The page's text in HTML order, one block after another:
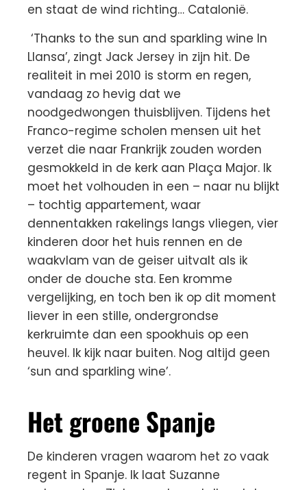
en staat de wind richting… Catalonië.
‘Thanks to the sun and sparkling wine In
Llansa’, zingt Jack Jersey in zijn hit. De
realiteit in mei 2010 is storm en regen,
vandaag zo hevig dat we
noodgedwongen thuisblijven. Tijdens het
Franco-regime scholen mensen uit het
verzet die naar Frankrijk zouden worden
gesmokkeld in de kerk aan Plaça Major. Ik
moet het volhouden in een – naar nu blijkt
– tochtig appartement, waar
dennentakken rakelings langs vliegen, vier
kinderen door het huis rennen en de
waakvlam van de geiser uitvalt als ik
onder de douche sta. Een kromme
vergelijking, en toch ben ik op dit moment
liever in een stille, ondergrondse
kerkruimte dan een spookhuis op een
heuvel. Ik kijk naar buiten. Nog altijd geen
‘sun and sparkling wine’.
Het groene Spanje
De kinderen vragen waarom het zo vaak
regent in Spanje. Ik laat Suzanne